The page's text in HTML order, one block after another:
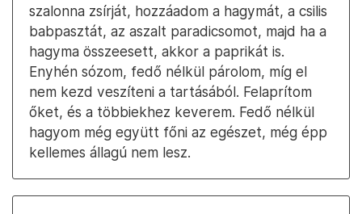
szalonna zsírját, hozzáadom a hagymát, a csilis
babpasztát, az aszalt paradicsomot, majd ha a
hagyma összeesett, akkor a paprikát is.
Enyhén sózom, fedő nélkül párolom, míg el
nem kezd veszíteni a tartásából. Felaprítom
őket, és a többiekhez keverem. Fedő nélkül
hagyom még együtt főni az egészet, még épp
kellemes állagú nem lesz.